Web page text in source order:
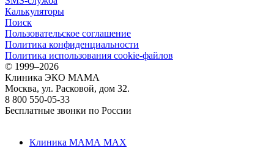
Калькуляторы
Поиск
Пользовательское соглашение
Политика конфиденциальности
Политика использования cookie-файлов
© 1999–2026
Клиника ЭКО МАМА
Москва, ул. Расковой, дом 32.
8 800 550-05-33
Бесплатные звонки по России
Клиника МАМА MAX